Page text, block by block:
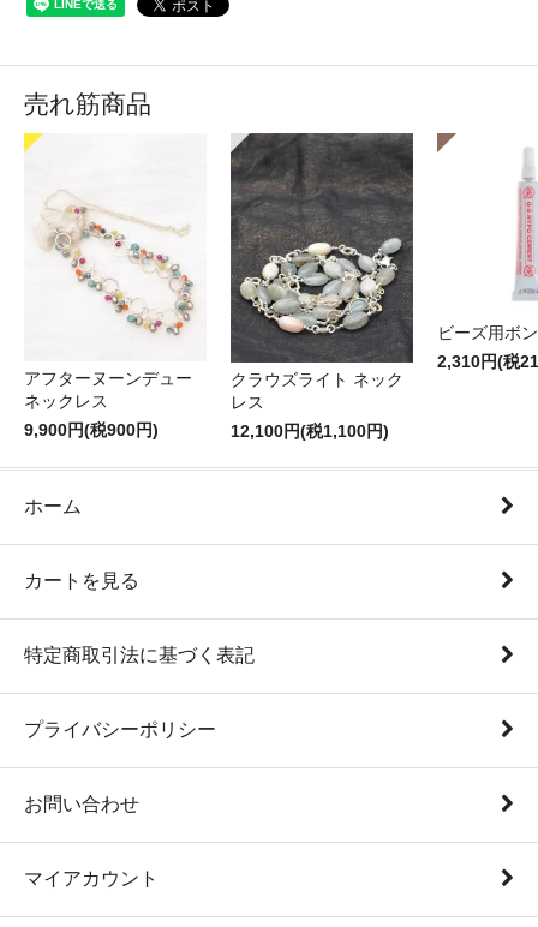
売れ筋商品
アフターヌーンデュー
ネックレス
9,900円(税900円)
クラウズライト ネック
レス
12,100円(税1,100円)
ビーズ用ボ
2,310円(税
ホーム
カートを見る
特定商取引法に基づく表記
プライバシーポリシー
お問い合わせ
マイアカウント